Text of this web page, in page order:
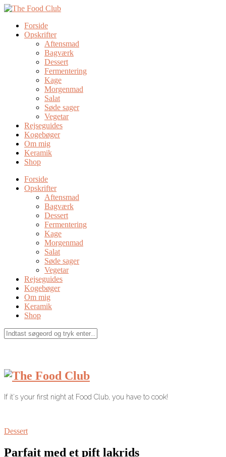
Forside
Opskrifter
Aftensmad
Bagværk
Dessert
Fermentering
Kage
Morgenmad
Salat
Søde sager
Vegetar
Rejseguides
Kogebøger
Om mig
Keramik
Shop
Forside
Opskrifter
Aftensmad
Bagværk
Dessert
Fermentering
Kage
Morgenmad
Salat
Søde sager
Vegetar
Rejseguides
Kogebøger
Om mig
Keramik
Shop
If it's your first night at Food Club, you have to cook!
Dessert
Parfait med et pift lakrids